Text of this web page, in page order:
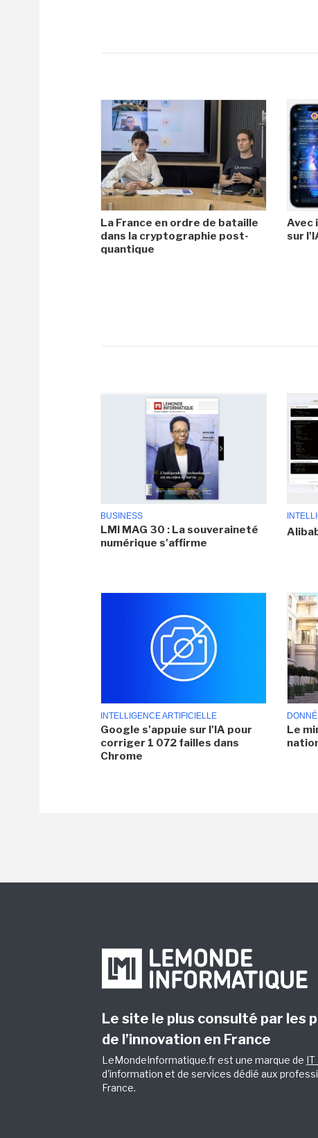
La France en ordre de bataille
dans la cryptographie post-
quantique
Avec
sur
BUSINESS
LMI MAG 30 : La souveraineté
numérique s'affirme
INTELLIGENCE ARTIFICIELLE
Google s'appuie sur l'IA pour
corriger 1 072 failles dans
Chrome
Le
Le site le plus consulté par les
de l’innovation en France
LeMondeInformatique.fr est une marque de IT
d'information et de services dédié aux
France.